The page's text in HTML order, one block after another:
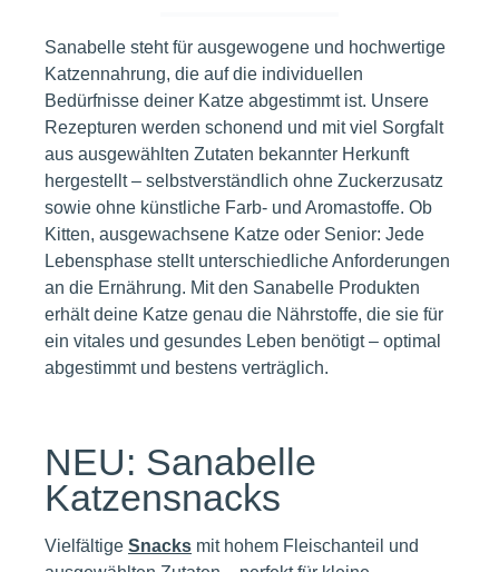
Sanabelle steht für ausgewogene und hochwertige
Katzennahrung, die auf die individuellen
Bedürfnisse deiner Katze abgestimmt ist. Unsere
Rezepturen werden schonend und mit viel Sorgfalt
aus ausgewählten Zutaten bekannter Herkunft
hergestellt – selbstverständlich ohne Zuckerzusatz
sowie ohne künstliche Farb- und Aromastoffe. Ob
Kitten, ausgewachsene Katze oder Senior: Jede
Lebensphase stellt unterschiedliche Anforderungen
an die Ernährung. Mit den Sanabelle Produkten
erhält deine Katze genau die Nährstoffe, die sie für
ein vitales und gesundes Leben benötigt – optimal
abgestimmt und bestens verträglich.
NEU: Sanabelle
Katzensnacks
Vielfältige Snacks mit hohem Fleischanteil und